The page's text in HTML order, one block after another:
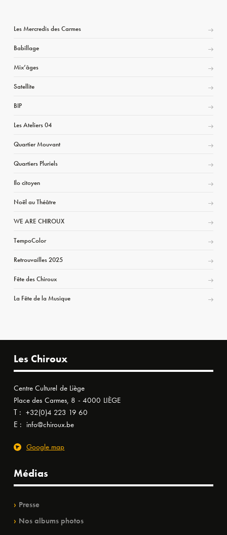
Les Mercredis des Carmes
Babillage
Mix’âges
Satellite
BIP
Les Ateliers 04
Quartier Mouvant
Quartiers Pluriels
Ilo citoyen
Noël au Théâtre
WE ARE CHIROUX
TempoColor
Retrouvailles 2025
Fête des Chiroux
La Fête de la Musique
Les Chiroux
Centre Culturel de Liège
Place des Carmes, 8 - 4000 LIÈGE
T : +32(0)4 223 19 60
E : info@chiroux.be
Google map
Médias
Presse
Nos albums photos